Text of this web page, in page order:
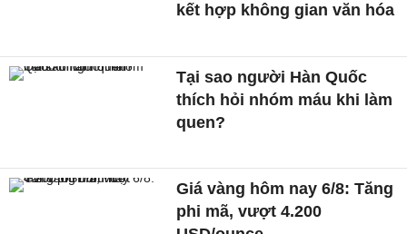
kết hợp không gian văn hóa
Tại sao người Hàn Quốc
thích hỏi nhóm máu khi làm
quen?
Giá vàng hôm nay 6/8: Tăng
phi mã, vượt 4.200